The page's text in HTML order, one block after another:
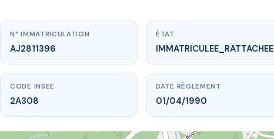
N° IMMATRICULATION
AJ2811396
ÉTAT
IMMATRICULEE_RATTACHEE
CODE INSEE
2A308
DATE RÈGLEMENT
01/04/1990